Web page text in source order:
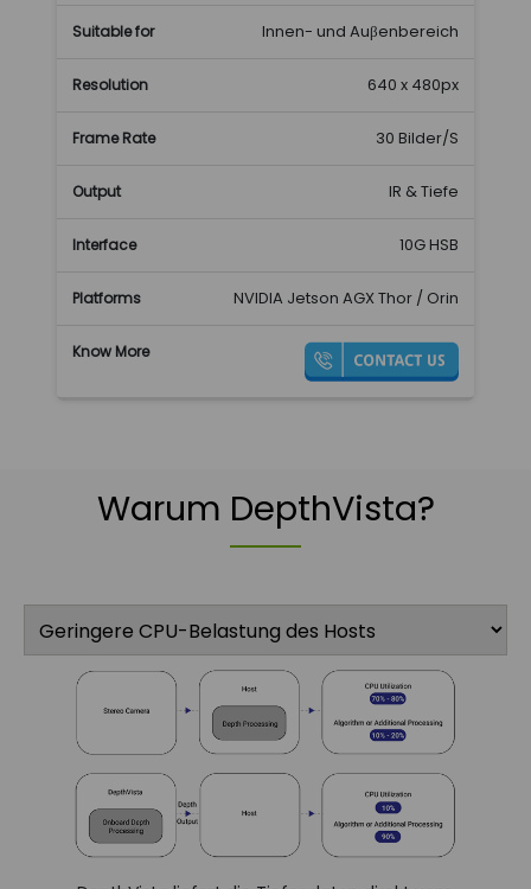
Innen- und Auβenbereich
640 x 480px
30 Bilder/S
IR & Tiefe
10G HSB
NVIDIA Jetson AGX Thor / Orin
Warum DepthVista?